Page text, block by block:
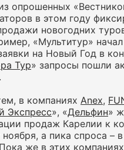
опрошенных
в этом году
новогодних
«Мультитур»
на Новый Год в
Тур» запросы пошли
в компаниях Anex,
Экспресс», «Дельфин»
продаж Карелии к
ноября, а пика спроса –
же в этих